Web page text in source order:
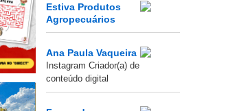
Estiva Produtos
Agropecuários
Ana Paula Vaqueira
Instagram Criador(a) de
conteúdo digital